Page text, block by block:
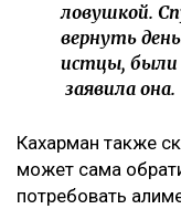
ловушкой.
вернуть
истцы, были
заявила она.
Кахарман также
может сама
потребовать